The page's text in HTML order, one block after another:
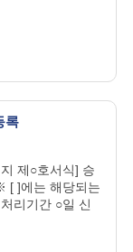
록
제○호서식] 승
[ ]에는 해당되는
리기간 ○일 신